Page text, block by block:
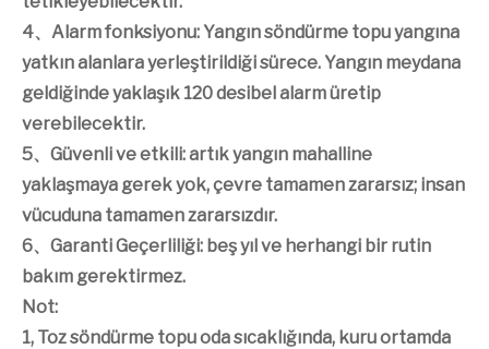
4、Alarm fonksiyonu: Yangın söndürme topu yangına
yatkın alanlara yerleştirildiği sürece. Yangın meydana
geldiğinde yaklaşık 120 desibel alarm üretip
verebilecektir.
5、Güvenli ve etkili: artık yangın mahalline
yaklaşmaya gerek yok, çevre tamamen zararsız; insan
vücuduna tamamen zararsızdır.
6、Garanti Geçerliliği: beş yıl ve herhangi bir rutin
bakım gerektirmez.
Not:
1, Toz söndürme topu oda sıcaklığında, kuru ortamda